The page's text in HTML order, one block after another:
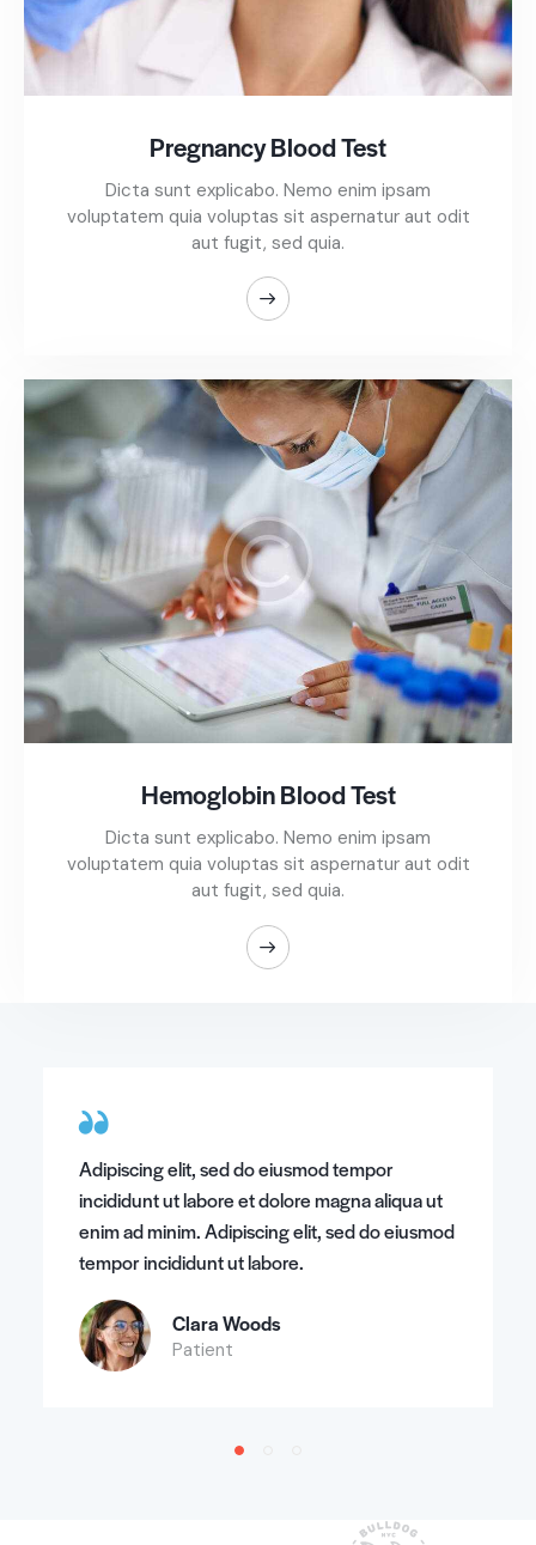
Pregnancy Blood Test
Dicta sunt explicabo. Nemo enim ipsam
voluptatem quia voluptas sit aspernatur aut odit
aut fugit, sed quia.
Hemoglobin Blood Test
Dicta sunt explicabo. Nemo enim ipsam
voluptatem quia voluptas sit aspernatur aut odit
aut fugit, sed quia.
Adipiscing elit, sed do eiusmod tempor
incididunt ut labore et dolore magna aliqua ut
enim ad minim. Adipiscing elit, sed do eiusmod
tempor incididunt ut labore.
Clara Woods
Patient